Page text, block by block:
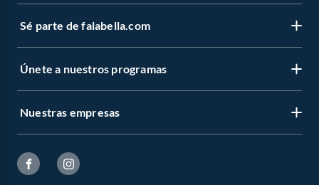
Sé parte de falabella.com
Únete a nuestros programas
Nuestras empresas